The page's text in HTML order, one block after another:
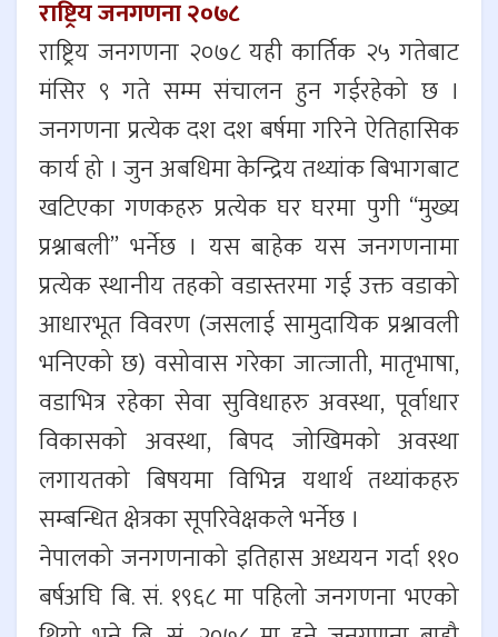
राष्ट्रिय जनगणना २०७८
राष्ट्रिय जनगणना २०७८ यही कार्तिक २५ गतेबाट
मंसिर ९ गते सम्म संचालन हुन गईरहेको छ ।
जनगणना प्रत्येक दश दश बर्षमा गरिने ऐतिहासिक
कार्य हो । जुन अबधिमा केन्द्रिय तथ्यांक बिभागबाट
खटिएका गणकहरु प्रत्येक घर घरमा पुगी “मुख्य
प्रश्नाबली” भर्नेछ । यस बाहेक यस जनगणनामा
प्रत्येक स्थानीय तहको वडास्तरमा गई उक्त वडाको
आधारभूत विवरण (जसलाई सामुदायिक प्रश्नावली
भनिएको छ) वसोवास गरेका जात्जाती, मातृभाषा,
वडाभित्र रहेका सेवा सुविधाहरु अवस्था, पूर्वाधार
विकासको अवस्था, बिपद जोखिमको अवस्था
लगायतको बिषयमा विभिन्न यथार्थ तथ्यांकहरु
सम्बन्धित क्षेत्रका सूपरिवेक्षकले भर्नेछ ।
नेपालको जनगणनाको इतिहास अध्ययन गर्दा ११०
बर्षअघि बि. सं. १९६८ मा पहिलो जनगणना भएको